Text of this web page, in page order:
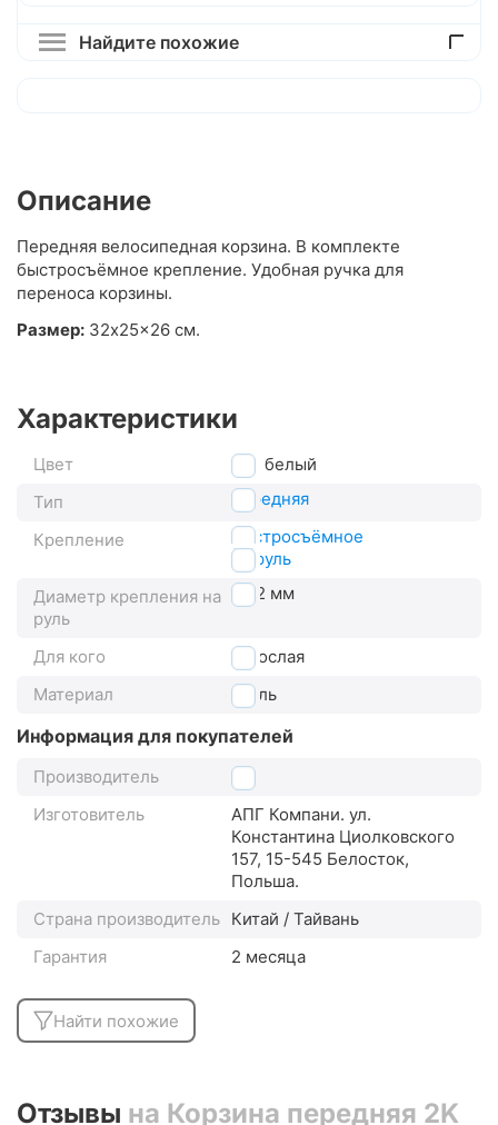
Найдите похожие
Описание
Передняя велосипедная корзина. В комплекте
быстросъёмное крепление. Удобная ручка для
переноса корзины.
Размер: 32x25x26 см.
Характеристики
Цвет
белый
Тип
передняя
Крепление
быстросъёмное
на руль
Диаметр крепления на
руль
22.2 мм
Для кого
взрослая
Материал
сталь
Информация для покупателей
Производитель
2k
Изготовитель
АПГ Компани. ул.
Константина Циолковского
157, 15-545 Белосток,
Польша.
Страна производитель Китай / Тайвань
Гарантия
2 месяца
Найти похожие
Отзывы на Корзина передняя 2K